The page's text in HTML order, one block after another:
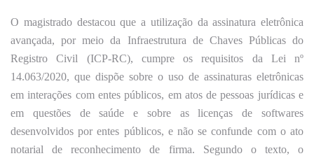
O magistrado destacou que a utilização da assinatura eletrônica
avançada, por meio da Infraestrutura de Chaves Públicas do
Registro Civil (ICP-RC), cumpre os requisitos da Lei nº
14.063/2020, que dispõe sobre o uso de assinaturas eletrônicas
em interações com entes públicos, em atos de pessoas jurídicas e
em questões de saúde e sobre as licenças de softwares
desenvolvidos por entes públicos, e não se confunde com o ato
notarial de reconhecimento de firma. Segundo o texto, o